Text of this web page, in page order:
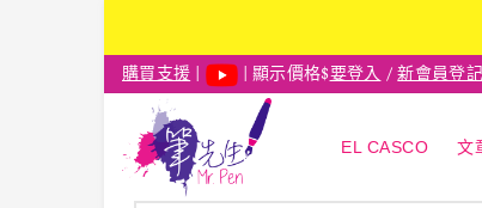
購買支援 | 顯示價格$要登入 /新會員登記
EL CASCO 文